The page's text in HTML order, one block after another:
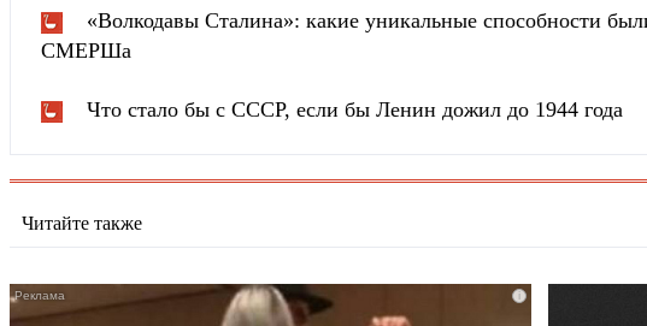
«Волкодавы Сталина»: какие уникальные способности
СМЕРШа
Что стало бы с СССР, если бы Ленин дожил до 1944 года
Читайте также
i